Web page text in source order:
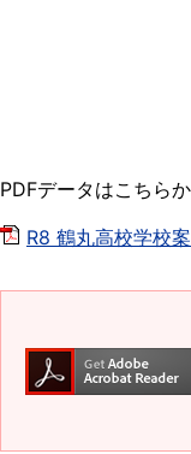
PDFデータはこちら
R8 鶴丸高校学校